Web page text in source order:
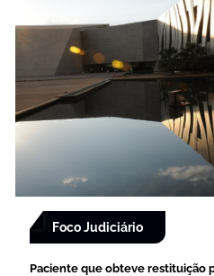
Foco Judiciário
Paciente que obteve restituição